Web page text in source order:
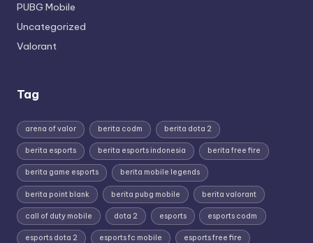
PUBG Mobile
Uncategorized
Valorant
Tag
arena of valor berita codm berita dota 2
berita esports berita esports indonesia berita free fire
berita game esports berita mobile legends
berita point blank berita pubg mobile berita valorant
call of duty mobile dota 2 esports esports codm
esports dota 2 esports fc mobile esports free fire